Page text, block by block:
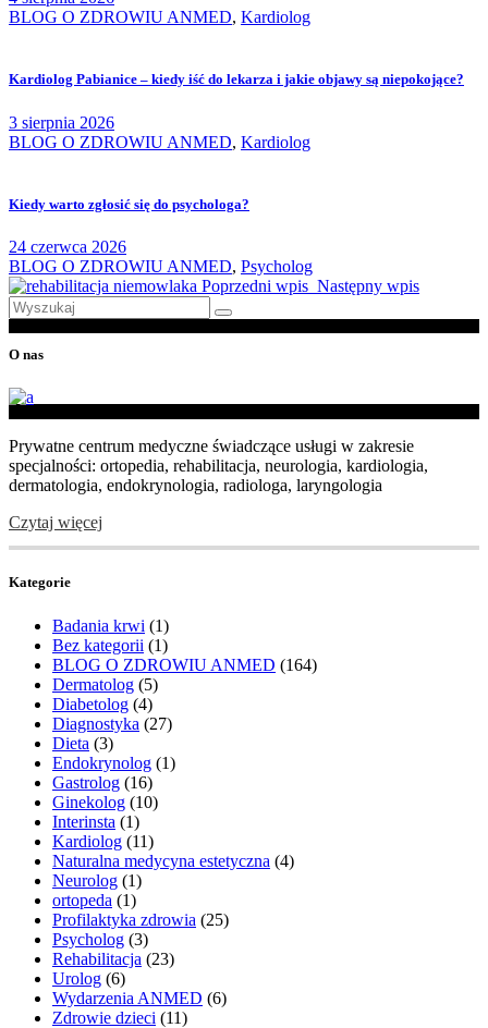
BLOG O ZDROWIU ANMED, Kardiolog
Kardiolog Pabianice – kiedy iść do lekarza i jakie objawy są niepokojące?
3 sierpnia 2026
BLOG O ZDROWIU ANMED, Kardiolog
Kiedy warto zgłosić się do psychologa?
24 czerwca 2026
BLOG O ZDROWIU ANMED, Psycholog
Poprzedni wpis Następny wpis
Wyszukaj
po:
O nas
Prywatne centrum medyczne świadczące usługi w zakresie
specjalności: ortopedia, rehabilitacja, neurologia, kardiologia,
dermatologia, endokrynologia, radiologa, laryngologia
Czytaj więcej
Kategorie
Badania krwi (1)
Bez kategorii (1)
BLOG O ZDROWIU ANMED (164)
Dermatolog (5)
Diabetolog (4)
Diagnostyka (27)
Dieta (3)
Endokrynolog (1)
Gastrolog (16)
Ginekolog (10)
Interinsta (1)
Kardiolog (11)
Naturalna medycyna estetyczna (4)
Neurolog (1)
ortopeda (1)
Profilaktyka zdrowia (25)
Psycholog (3)
Rehabilitacja (23)
Urolog (6)
Wydarzenia ANMED (6)
Zdrowie dzieci (11)